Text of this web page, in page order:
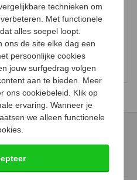
technieken om
Met functionele
alles soepel loopt.
ons de site elke dag een
persoonlijke cookies
jouw surfgedrag volgen
aan te bieden. Meer
ons cookiebeleid. Klik op
ervaring. Wanneer je
we alleen functionele